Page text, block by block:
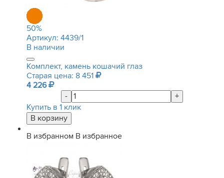
50%
Артикул: 4439/1
В наличии
Комплект, камень кошачий глаз
Старая цена: 8 451
4 226
-
+
Купить в 1 клик
В избранном В избранное